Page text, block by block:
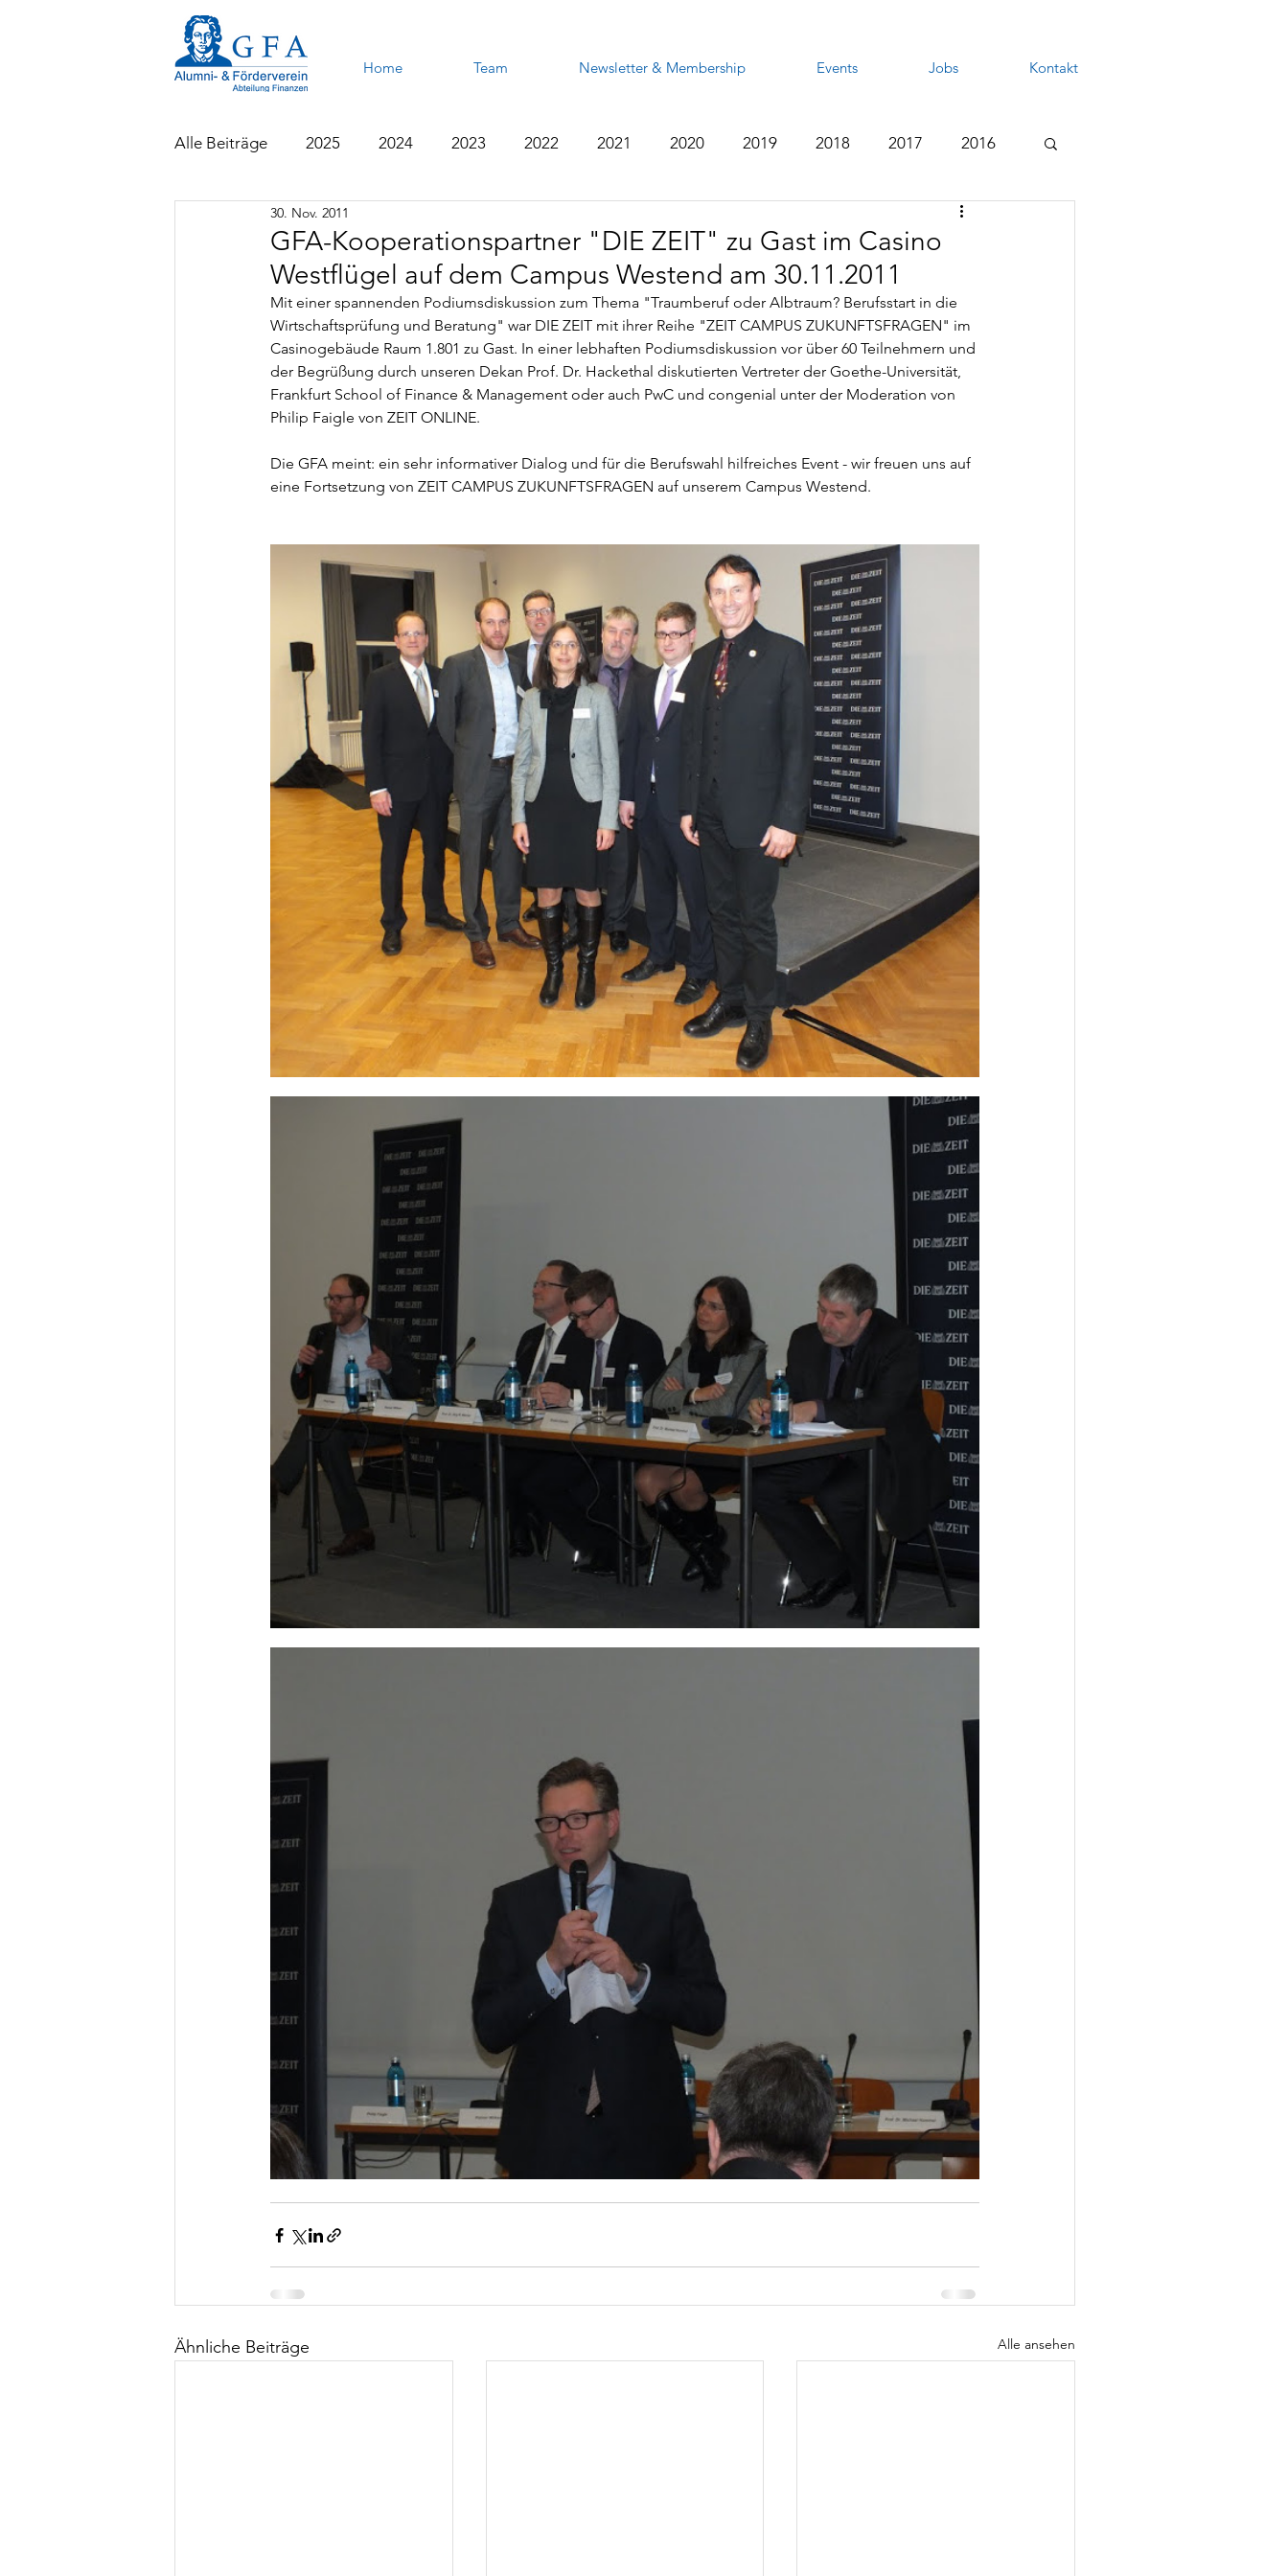
Home Team Newsletter & Membership Events Jobs Kontakt
Alle Beiträge 2025 2024 2023 2022 2021 2020 2019 2018 2017 2016
2014
GFA-Kooperationspartner "DIE ZEIT" zu Gast im Casino
Westflügel auf dem Campus Westend am 30.11.2011
30. Nov. 2011
Mit einer spannenden Podiumsdiskussion zum Thema "Traumberuf oder Albtraum? Berufsstart in die
Wirtschaftsprüfung und Beratung" war DIE ZEIT mit ihrer Reihe "ZEIT CAMPUS ZUKUNFTSFRAGEN" im
Casinogebäude Raum 1.801 zu Gast. In einer lebhaften Podiumsdiskussion vor über 60 Teilnehmern und
der Begrüßung durch unseren Dekan Prof. Dr. Hackethal diskutierten Vertreter der Goethe-Universität,
Frankfurt School of Finance & Management oder auch PwC und congenial unter der Moderation von
Philip Faigle von ZEIT ONLINE.
Die GFA meint: ein sehr informativer Dialog und für die Berufswahl hilfreiches Event - wir freuen uns auf
eine Fortsetzung von ZEIT CAMPUS ZUKUNFTSFRAGEN auf unserem Campus Westend.
Ähnliche Beiträge Alle ansehen